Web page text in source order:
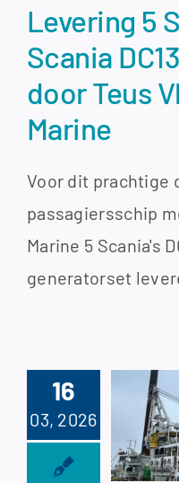
Marine
Levering 5
Scania
door Teus
Marine
Voor dit prachtige
passagiersschip
Marine 5 Scania's
generatorset
16
03, 2026
in
–
KTA